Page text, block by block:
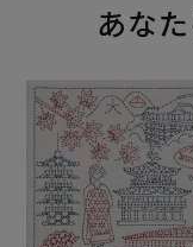
あな